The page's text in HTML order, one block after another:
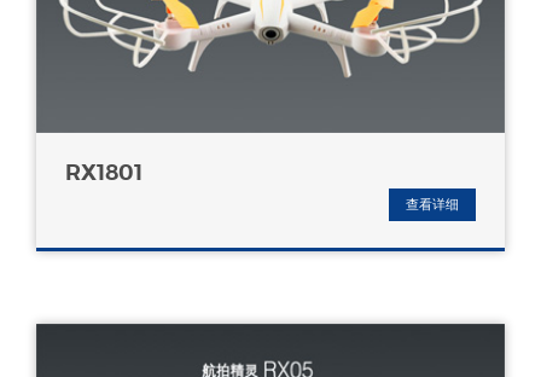
RX1801
查看详细